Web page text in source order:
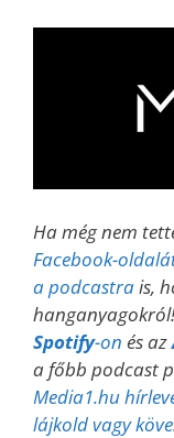
Ha még nem
Facebook-
a podcastrais,
Spotify-on és az
a főbb podcast
Media1.hu
lájkold vagy